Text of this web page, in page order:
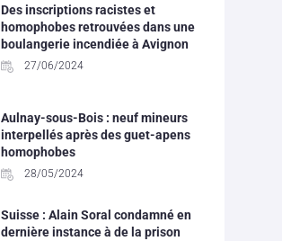
Des inscriptions racistes et
homophobes retrouvées dans une
boulangerie incendiée à Avignon
27/06/2024
Aulnay-sous-Bois : neuf mineurs
interpellés après des guet-apens
homophobes
28/05/2024
Suisse : Alain Soral condamné en
dernière instance à de la prison